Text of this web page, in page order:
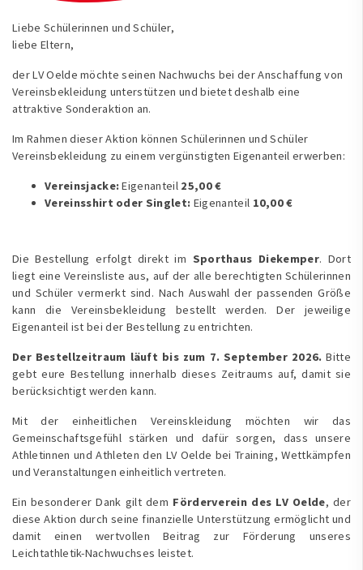
Liebe Schülerinnen und Schüler,
liebe Eltern,
der LV Oelde möchte seinen Nachwuchs bei der Anschaffung von
Vereinsbekleidung unterstützen und bietet deshalb eine
attraktive Sonderaktion an.
Im Rahmen dieser Aktion können Schülerinnen und Schüler
Vereinsbekleidung zu einem vergünstigten Eigenanteil erwerben:
Vereinsjacke: Eigenanteil 25,00€
Vereinsshirt oder Singlet: Eigenanteil 10,00€
Die Bestellung erfolgt direkt im Sporthaus Diekemper. Dort
liegt eine Vereinsliste aus, auf der alle berechtigten Schülerinnen
und Schüler vermerkt sind. Nach Auswahl der passenden Größe
kann die Vereinsbekleidung bestellt werden. Der jeweilige
Eigenanteil ist bei der Bestellung zu entrichten.
Der Bestellzeitraum läuft bis zum 7. September 2026. Bitte
gebt eure Bestellung innerhalb dieses Zeitraums auf, damit sie
berücksichtigt werden kann.
Mit der einheitlichen Vereinskleidung möchten wir das
Gemeinschaftsgefühl stärken und dafür sorgen, dass unsere
Athletinnen und Athleten den LV Oelde bei Training, Wettkämpfen
und Veranstaltungen einheitlich vertreten.
Ein besonderer Dank gilt dem Förderverein des LV Oelde, der
diese Aktion durch seine finanzielle Unterstützung ermöglicht und
damit einen wertvollen Beitrag zur Förderung unseres
Leichtathletik-Nachwuchses leistet.